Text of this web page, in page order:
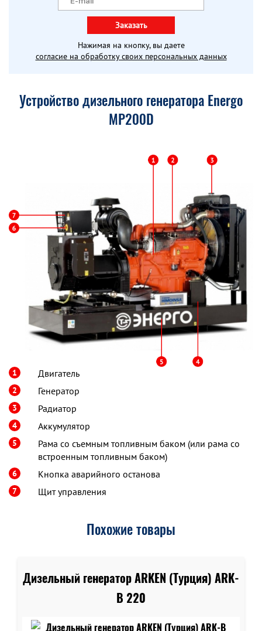
Заказать
Нажимая на кнопку, вы даете
согласие на обработку своих персональных данных
Устройство дизельного генератора Energo
MP200D
1 Двигатель
2 Генератор
3 Радиатор
4 Аккумулятор
5
Рама со съемным топливным баком (или рама со
встроенным топливным баком)
6 Кнопка аварийного останова
7 Щит управления
Похожие товары
Дизельный генератор ARKEN (Турция) ARK-
B 220